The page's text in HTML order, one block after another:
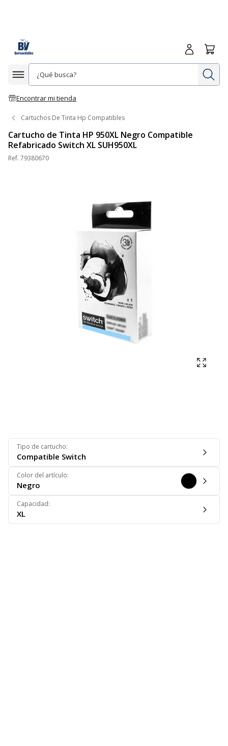
Afficher la navigation
Encontrar mi tienda
Iniciar
Cartuchos De Tinta Hp Compatibles
Cartucho de Tinta HP 950XL Negro Compatible
Refabricado Switch XL SUH950XL
Ref. 79380670
Tipo de cartucho:
Compatible Switch
Color del artículo:
Negro
Capacidad:
XL